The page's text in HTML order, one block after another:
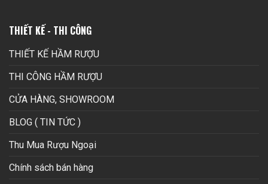
THIẾT KẾ - THI CÔNG
THIẾT KẾ HẦM RƯỢU
THI CÔNG HẦM RƯỢU
CỬA HÀNG, SHOWROOM
BLOG ( TIN TỨC )
Thu Mua Rượu Ngoại
Chính sách bán hàng